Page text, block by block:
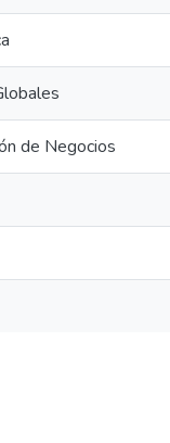
de Negocios